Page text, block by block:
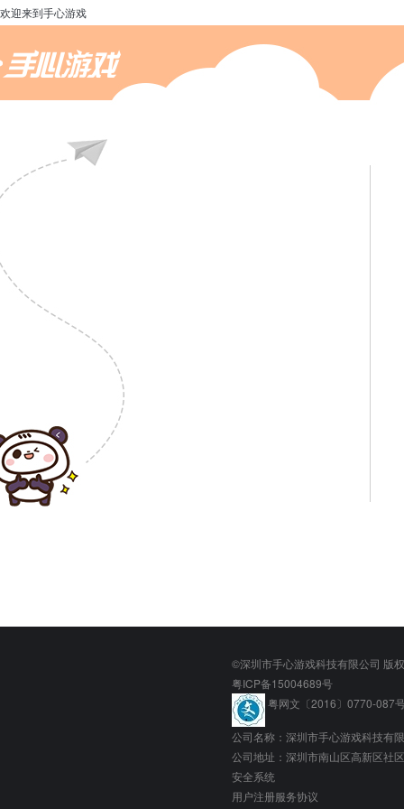
欢迎来到手心游戏
©深圳市手心游戏科技有限公司 版
粤ICP备15004689号
粤网文〔2016〕0770-087
公司名称：深圳市手心游戏科技有
公司地址：深圳市南山区高新区社
安全系统
用户注册服务协议